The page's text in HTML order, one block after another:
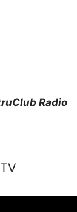
Radio